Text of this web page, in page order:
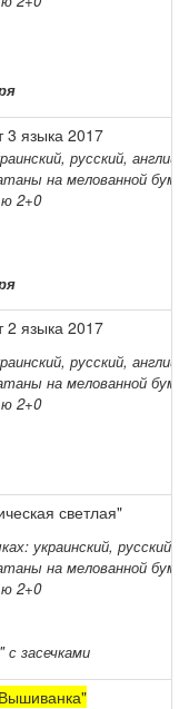
3 языка 2017
русский,
на мелованной
2+0
2 языка 2017
русский,
на мелованной
2+0
светлая"
украинский, русский,
на мелованной
2+0
засечками